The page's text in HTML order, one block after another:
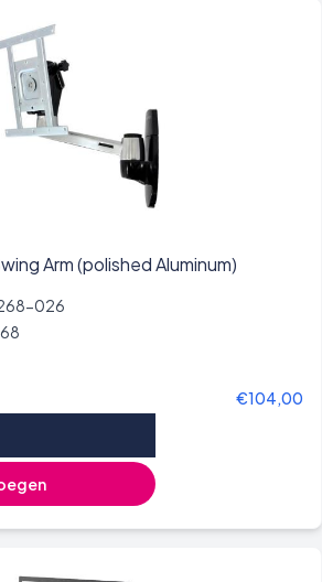
Arm (polished Aluminum)
026
€104,00